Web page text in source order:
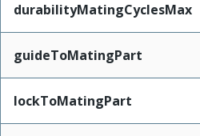
durabilityMatingCyclesMax
guideToMatingPart
lockToMatingPart